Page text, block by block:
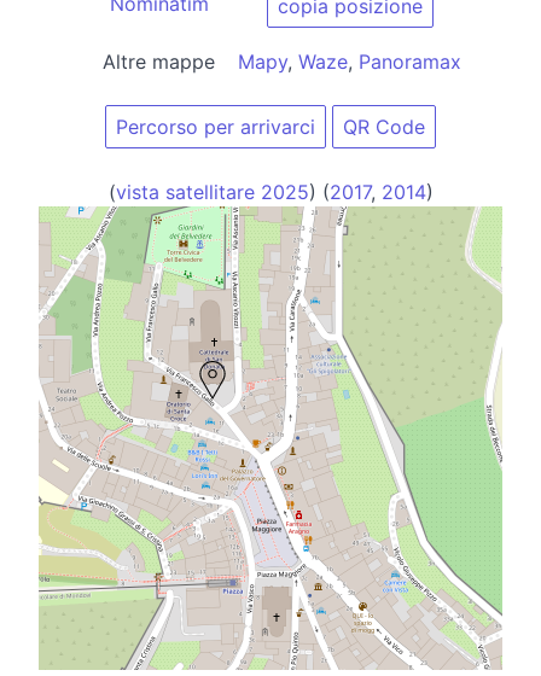
copia posizione
Altre mappe Mapy, Waze, Panoramax
Percorso per arrivarci QR Code
(vista satellitare 2025) (2017, 2014)